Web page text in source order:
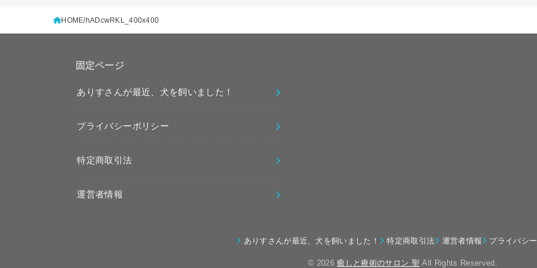
HOME hADcwRKL_400x400
固定ページ
ありすさんが最近、犬を飼いました！
プライバシーポリシー
特定商取引法
運営者情報
ありすさんが最近、犬を飼いました！ 特定商取引法 運営者情報 プライバシ
© 2026癒しと療術のサロン 聖 All Rights Reserved.